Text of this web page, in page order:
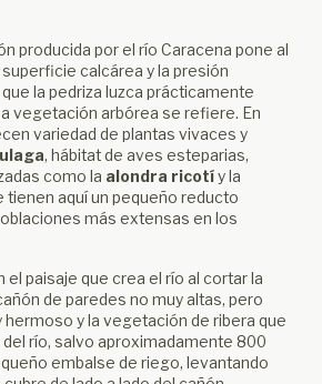
producida por el río Caracena pone al
calcárea y la presión
la pedriza luzca prácticamente
vegetación arbórea se refiere. En
variedad de plantas vivaces y
, hábitat de aves esteparias,
como la alondra ricotíy la
tienen aquí un pequeño reducto
más extensas en los
el paisaje que crea el río al cortar la
de paredes no muy altas, pero
y la vegetación de ribera que
río, salvo aproximadamente 800
embalse de riego, levantando